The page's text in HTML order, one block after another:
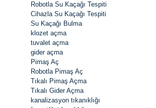
Robotla Su Kaçağı Tespiti
Cihazla Su Kaçağı Tespiti
Su Kaçağı Bulma
klozet açma
tuvalet açma
gider açma
Pimaş Aç
Robotla Pimaş Aç
Tıkalı Pimaş Açma
Tıkalı Gider Açma
kanalizasyon tıkanıklığı